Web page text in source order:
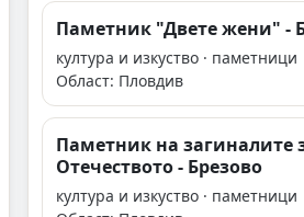
Паметник "Двете жени" -
култура и изкуство · паметници
Област: Пловдив
Паметник на загиналите
Отечеството - Брезово
култура и изкуство · паметници